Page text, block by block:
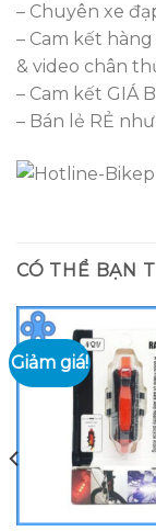
– Chuyên xe
– Cam kết
& video chân
– Cam kết GIÁ
– Bán lẻ RẺ
CÓ THỂ BẠN
Giảm giá!